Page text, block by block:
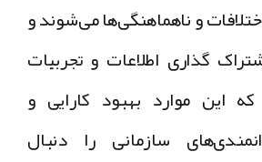
و ناهماهنگی‌ها می‌شوند و
گذاری اطلاعات و تجربیات
این موارد بهبود کارایی و
سازمانی را دنبال